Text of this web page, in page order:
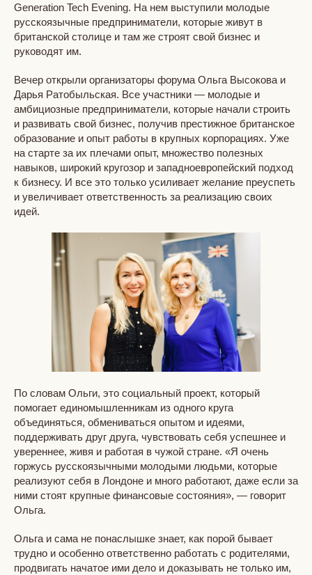
Generation Tech Evening. На нем выступили молодые
русскоязычные предприниматели, которые живут в
британской столице и там же строят свой бизнес и
руководят им.
Вечер открыли организаторы форума Ольга Высокова и
Дарья Ратобыльская. Все участники — молодые и
амбициозные предприниматели, которые начали строить
и развивать свой бизнес, получив престижное британское
образование и опыт работы в крупных корпорациях. Уже
на старте за их плечами опыт, множество полезных
навыков, широкий кругозор и западноевропейский подход
к бизнесу. И все это только усиливает желание преуспеть
и увеличивает ответственность за реализацию своих
идей.
По словам Ольги, это социальный проект, который
помогает единомышленникам из одного круга
объединяться, обмениваться опытом и идеями,
поддерживать друг друга, чувствовать себя успешнее и
увереннее, живя и работая в чужой стране. «Я очень
горжусь русскоязычными молодыми людьми, которые
реализуют себя в Лондоне и много работают, даже если за
ними стоят крупные финансовые состояния», — говорит
Ольга.
Ольга и сама не понаслышке знает, как порой бывает
трудно и особенно ответственно работать с родителями,
продвигать начатое ими дело и доказывать не только им,